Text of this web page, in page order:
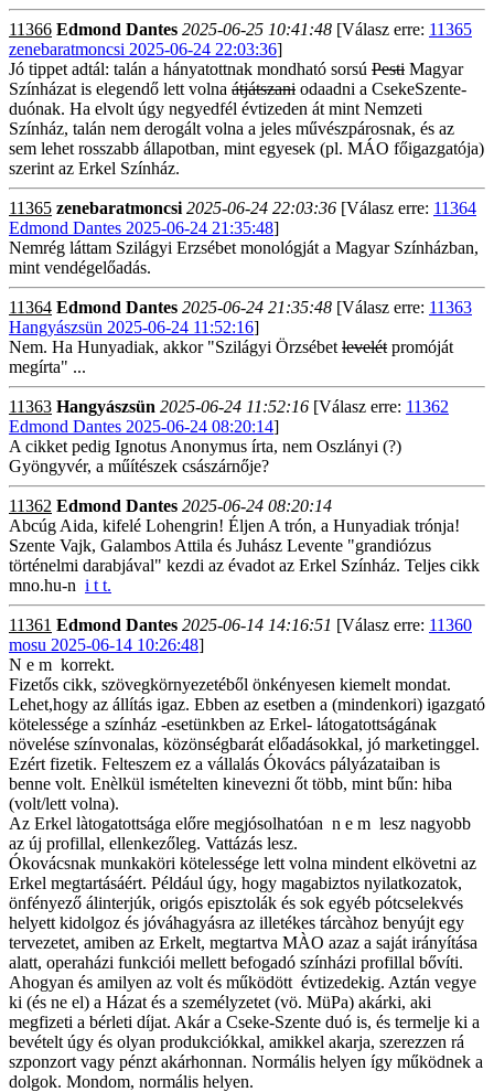
11366 Edmond Dantes 2025-06-25 10:41:48 [Válasz erre: 11365
zenebaratmoncsi 2025-06-24 22:03:36]
Jó tippet adtál: talán a hányatottnak mondható sorsú Pesti Magyar
Színházat is elegendő lett volna átjátszani odaadni a CsekeSzente-
duónak. Ha elvolt úgy negyedfél évtizeden át mint Nemzeti
Színház, talán nem derogált volna a jeles művészpárosnak, és az
sem lehet rosszabb állapotban, mint egyesek (pl. MÁO főigazgatója)
szerint az Erkel Színház.
11365 zenebaratmoncsi 2025-06-24 22:03:36 [Válasz erre: 11364
Edmond Dantes 2025-06-24 21:35:48]
Nemrég láttam Szilágyi Erzsébet monológját a Magyar Színházban,
mint vendégelőadás.
11364 Edmond Dantes 2025-06-24 21:35:48 [Válasz erre: 11363
Hangyászsün 2025-06-24 11:52:16]
Nem. Ha Hunyadiak, akkor "Szilágyi Örzsébet levelét promóját
megírta" ...
11363 Hangyászsün 2025-06-24 11:52:16 [Válasz erre: 11362
Edmond Dantes 2025-06-24 08:20:14]
A cikket pedig Ignotus Anonymus írta, nem Oszlányi (?)
Gyöngyvér, a műítészek császárnője?
11362 Edmond Dantes 2025-06-24 08:20:14
Abcúg Aida, kifelé Lohengrin! Éljen A trón, a Hunyadiak trónja!
Szente Vajk, Galambos Attila és Juhász Levente "grandiózus
történelmi darabjával" kezdi az évadot az Erkel Színház. Teljes cikk
mno.hu-n i t t.
11361 Edmond Dantes 2025-06-14 14:16:51 [Válasz erre: 11360
mosu 2025-06-14 10:26:48]
N e m korrekt.
Fizetős cikk, szövegkörnyezetéből önkényesen kiemelt mondat.
Lehet,hogy az állítás igaz. Ebben az esetben a (mindenkori) igazgató
kötelessége a színház -esetünkben az Erkel- látogatottságának
növelése színvonalas, közönségbarát előadásokkal, jó marketinggel.
Ezért fizetik. Felteszem ez a vállalás Ókovács pályázataiban is
benne volt. Enèlkül ismételten kinevezni őt több, mint bűn: hiba
(volt/lett volna).
Az Erkel làtogatottsága előre megjósolhatóan n e m lesz nagyobb
az új profillal, ellenkezőleg. Vattázás lesz.
Ókovácsnak munkaköri kötelessége lett volna mindent elkövetni az
Erkel megtartásáért. Például úgy, hogy magabiztos nyilatkozatok,
önfényező álinterjúk, origós episztolák és sok egyéb pótcselekvés
helyett kidolgoz és jóváhagyásra az illetékes tárcàhoz benyújt egy
tervezetet, amiben az Erkelt, megtartva MÀO azaz a saját irányítása
alatt, operaházi funkciói mellett befogadó színházi profillal bővíti.
Ahogyan és amilyen az volt és működött évtizedekig. Aztán vegye
ki (és ne el) a Házat és a személyzetet (vö. MüPa) akárki, aki
megfizeti a bérleti díjat. Akár a Cseke-Szente duó is, és termelje ki a
bevételt úgy és olyan produkciókkal, amikkel akarja, szerezzen rá
szponzort vagy pénzt akárhonnan. Normális helyen így működnek a
dolgok. Mondom, normális helyen.